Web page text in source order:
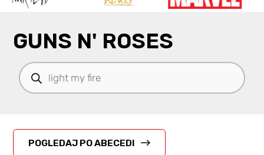
GUNS N' ROSES
Products
search
POGLEDAJ PO ABECEDI